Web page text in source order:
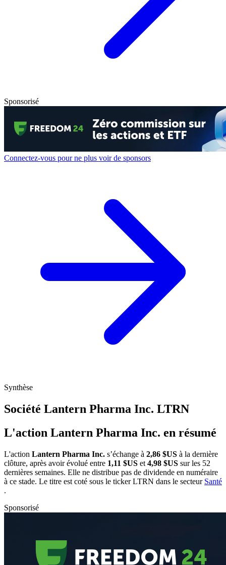
Sponsorisé
Connectez-vous pour ne plus voir de sponsors
Synthèse
Société Lantern Pharma Inc. LTRN
L'action Lantern Pharma Inc. en résumé
L'action Lantern Pharma Inc. s’échange à 2,86 $US à la dernière
clôture, après avoir évolué entre 1,11 $US et 4,98 $US sur les 52
dernières semaines. Elle ne distribue pas de dividende en numéraire
à ce stade. Le titre est coté sous le tickerLTRN dans le secteur Santé
.
Sponsorisé